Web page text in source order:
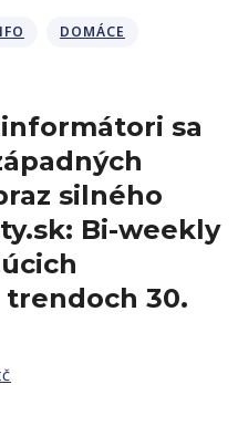
DOMÁCE
sa
silného
Bi-weekly
30.